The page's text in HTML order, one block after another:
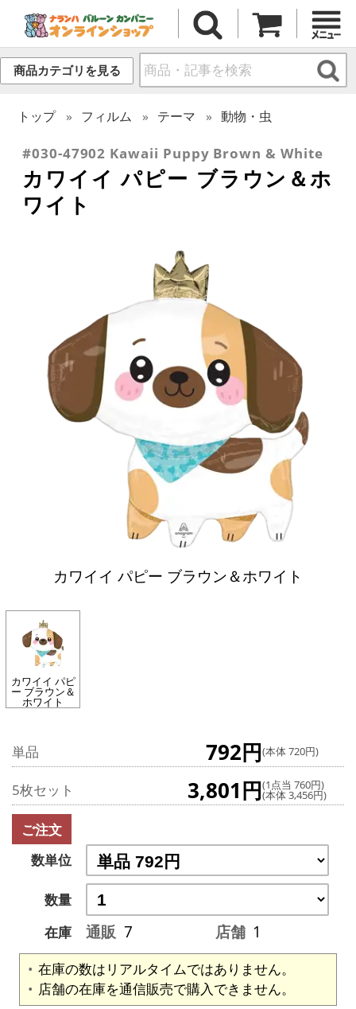
商品カテゴリを見る
トップ フィルム テーマ 動物・虫
#030-47902 Kawaii Puppy Brown & White
カワイイ パピー ブラウン＆ホ
ワイト
カワイイ パピー ブラウン＆ホワイト
カワイイ パピ
ー ブラウン＆
ホワイト
単品 792円(本体 720円)
5枚セット 3,801円(1点当 760円)
(本体 3,456円)
ご注文
数単位
数量
在庫
通販 7 店舗 1
在庫の数はリアルタイムではありません。
店舗の在庫を通信販売で購入できません。